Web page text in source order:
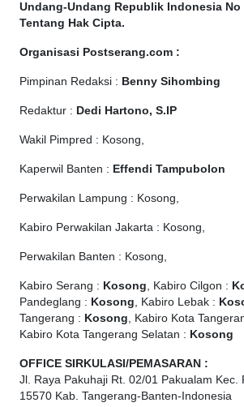
Undang-Undang Republik Indonesia No
Tentang Hak Cipta.
Organisasi Postserang.com :
Pimpinan Redaksi : Benny Sihombing
Redaktur : Dedi Hartono, S.IP
Wakil Pimpred : Kosong,
Kaperwil Banten : Effendi Tampubolon
Perwakilan Lampung : Kosong,
Kabiro Perwakilan Jakarta : Kosong,
Perwakilan Banten : Kosong,
Kabiro Serang : Kosong, Kabiro Cilgon :
Pandeglang : Kosong, Kabiro Lebak :
Tangerang : Kosong, Kabiro Kota
Kabiro Kota Tangerang Selatan : Kosong
OFFICE SIRKULASI/PEMASARAN :
Jl. Raya Pakuhaji Rt. 02/01 Pakualam Kec.
15570 Kab. Tangerang-Banten-Indonesia